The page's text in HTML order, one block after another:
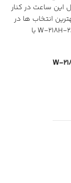
این ساعت در کنار
انتخاب ها در
این رنج قیمتی بدل شود. نمونه مورد بحث ما W-218H-2A با